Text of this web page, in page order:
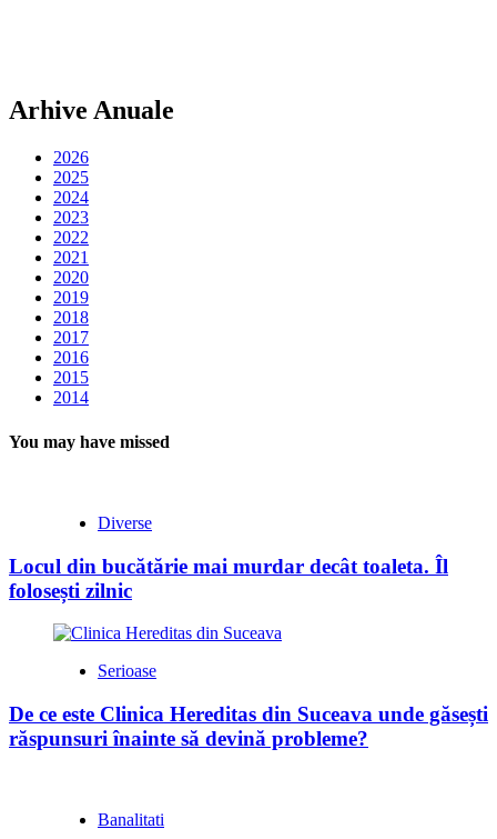
Arhive Anuale
2026
2025
2024
2023
2022
2021
2020
2019
2018
2017
2016
2015
2014
You may have missed
Diverse
Locul din bucătărie mai murdar decât toaleta. Îl
folosești zilnic
Serioase
De ce este Clinica Hereditas din Suceava unde găsești
răspunsuri înainte să devină probleme?
Banalitati